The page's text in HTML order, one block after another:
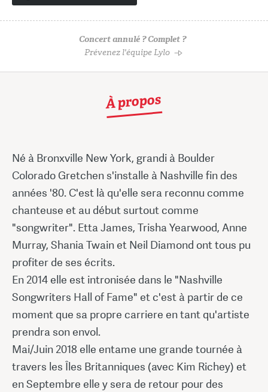
Concert annulé ? Complet ?
Prévenez l'équipe Lylo
À propos
Né à Bronxville New York, grandi à Boulder
Colorado Gretchen s'installe à Nashville fin des
années '80. C'est là qu'elle sera reconnu comme
chanteuse et au début surtout comme
"songwriter". Etta James, Trisha Yearwood, Anne
Murray, Shania Twain et Neil Diamond ont tous pu
profiter de ses écrits.
En 2014 elle est intronisée dans le "Nashville
Songwriters Hall of Fame" et c'est à partir de ce
moment que sa propre carriere en tant qu'artiste
prendra son envol.
Mai/Juin 2018 elle entame une grande tournée à
travers les Îles Britanniques (avec Kim Richey) et
en Septembre elle y sera de retour pour des